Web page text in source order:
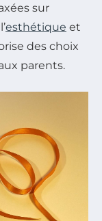
sur
esthétique et
des choix
parents.